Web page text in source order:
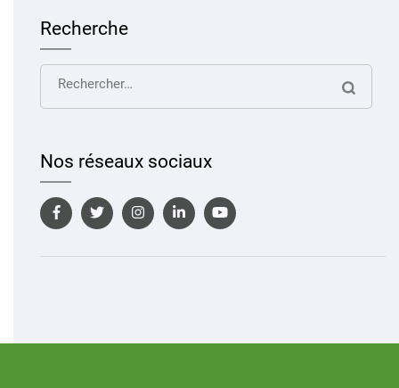
Recherche
Rechercher :
Nos réseaux sociaux